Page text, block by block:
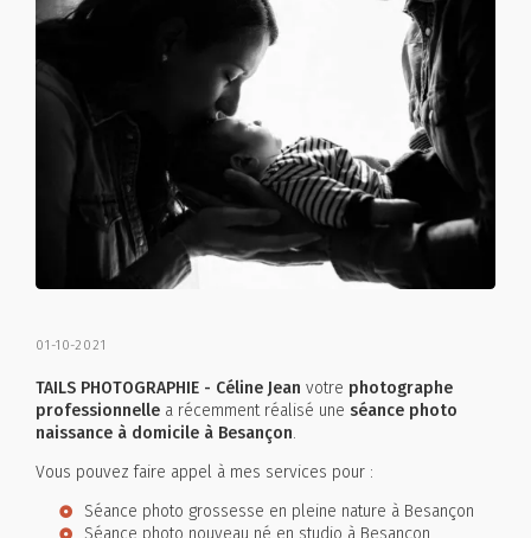
01-10-2021
TAILS PHOTOGRAPHIE - Céline Jean votre photographe
professionnelle a récemment réalisé une séance photo
naissance à domicile à Besançon.
Vous pouvez faire appel à mes services pour :
Séance photo grossesse en pleine nature à Besançon